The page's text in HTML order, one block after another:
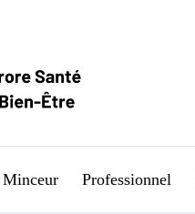
Minceur Professionnel